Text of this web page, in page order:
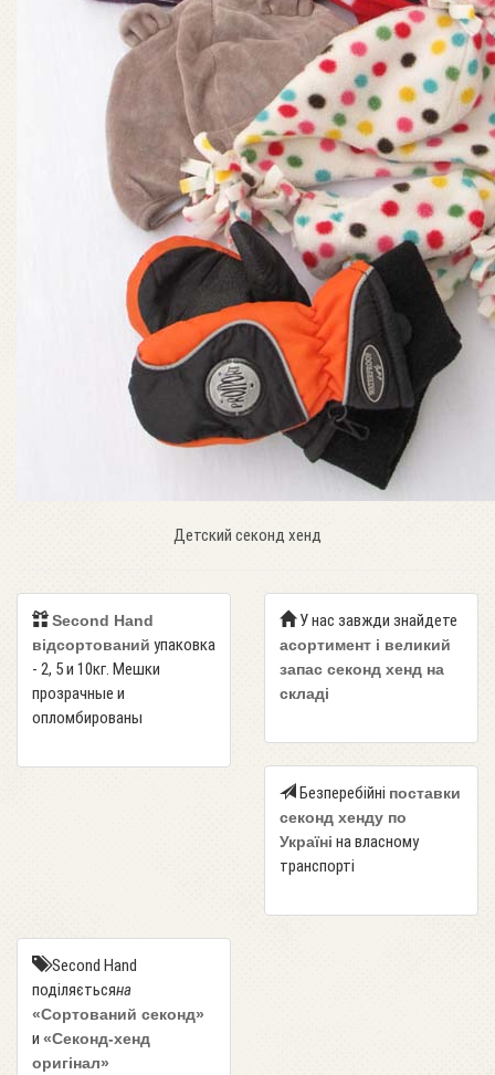
Детский секонд хенд
Second Hand
відсортований упаковка
- 2, 5 и 10кг. Мешки
прозрачные и
опломбированы
У нас завжди знайдете
асортимент і великий
запас секонд хенд на
складі
Безперебійні поставки
секонд хенду по
Україні на власному
транспорті
Second Hand
поділяєтьсяна
«Сортований секонд»
и «Секонд-хенд
оригінал»